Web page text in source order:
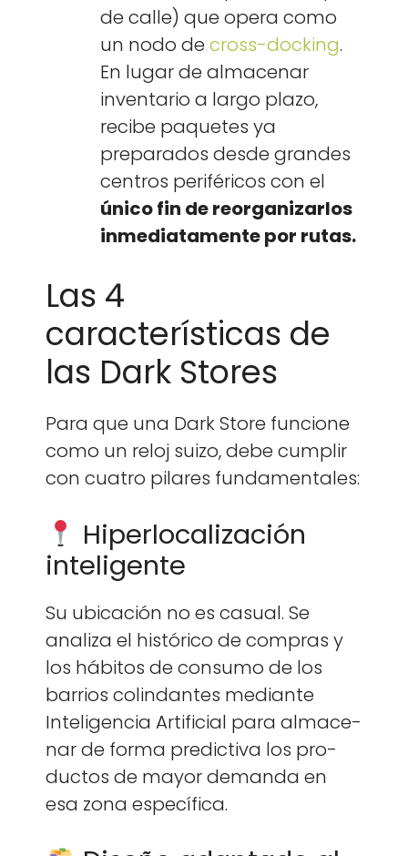
de calle) que opera como
un nodo de cross-dock­ing.
En lugar de alma­ce­nar
inven­tario a largo pla­zo,
recibe paque­tes ya
prepara­dos des­de grandes
cen­tros per­iféri­cos con el
úni­co fin de reor­ga­ni­zar­los
inmedi­ata­mente por rutas.
Las 4
características de
las Dark Stores
Para que una Dark Store fun­cione
como un reloj suizo, debe cumplir
con cua­tro pilares fun­da­men­tales:
Hiperlocalización
inteligente
Su ubi­cación no es casu­al. Se
anal­iza el históri­co de com­pras y
los hábitos de con­sumo de los
bar­rios col­in­dantes medi­ante
Inteligen­cia Arti­fi­cial para alma­ce­
nar de for­ma pre­dic­ti­va los pro­
duc­tos de may­or deman­da en
esa zona especí­fi­ca.